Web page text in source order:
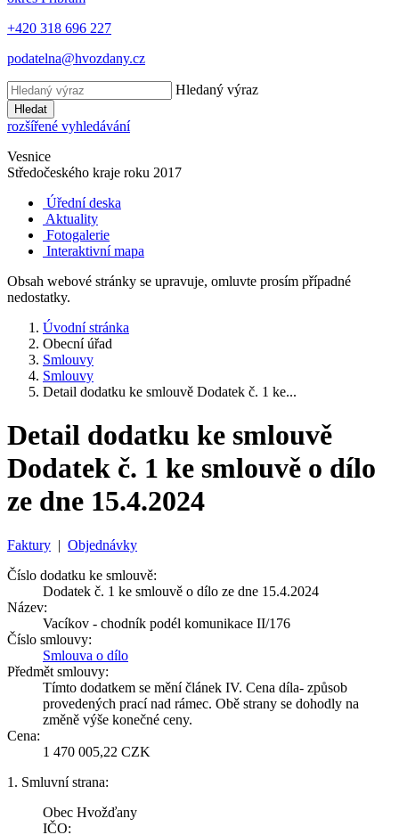
+420 318 696 227
podatelna@hvozdany.cz
Hledaný výraz
Hledat
rozšířené vyhledávání
Vesnice
Středočeského kraje roku 2017
Úřední deska
Aktuality
Fotogalerie
Interaktivní mapa
Obsah webové stránky se upravuje, omluvte prosím případné
nedostatky.
Úvodní stránka
Obecní úřad
Smlouvy
Smlouvy
Detail dodatku ke smlouvě Dodatek č. 1 ke...
Detail dodatku ke smlouvě
Dodatek č. 1 ke smlouvě o dílo
ze dne 15.4.2024
Faktury | Objednávky
Číslo dodatku ke smlouvě:
Dodatek č. 1 ke smlouvě o dílo ze dne 15.4.2024
Název:
Vacíkov - chodník podél komunikace II/176
Číslo smlouvy:
Smlouva o dílo
Předmět smlouvy:
Tímto dodatkem se mění článek IV. Cena díla- způsob
provedených prací nad rámec. Obě strany se dohodly na
změně výše konečné ceny.
Cena:
1 470 005,22 CZK
1. Smluvní strana:
Obec Hvožďany
IČO: